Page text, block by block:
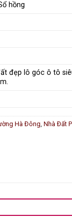
hồng
đẹp lô góc ô tô
Hà Đông, Nhà Đất